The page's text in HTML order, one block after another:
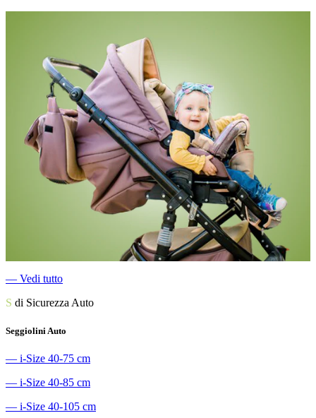
― Vedi tutto
S di Sicurezza Auto
Seggiolini Auto
― i-Size 40-75 cm
― i-Size 40-85 cm
― i-Size 40-105 cm